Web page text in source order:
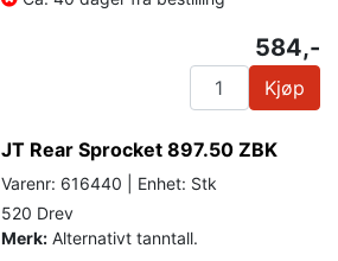
584,-
Kjøp
JT Rear Sprocket 897.50 ZBK
Varenr: 616440 | Enhet: Stk
520 Drev
Merk: Alternativt tanntall.